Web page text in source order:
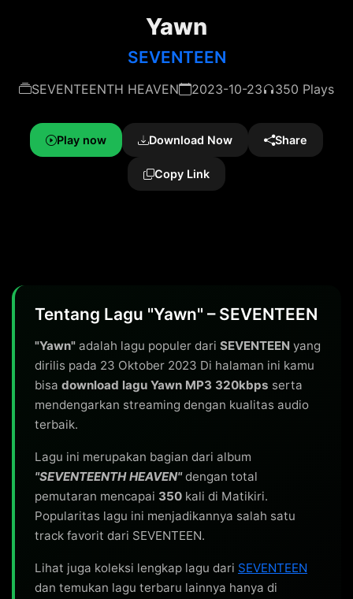
Yawn
SEVENTEEN
SEVENTEENTH HEAVEN 2023-10-23 350 Plays
Play now Download Now Share
Copy Link
Tentang Lagu "Yawn" – SEVENTEEN
"Yawn" adalah lagu populer dari SEVENTEEN yang
dirilis pada 23 Oktober 2023 Di halaman ini kamu
bisa download lagu Yawn MP3 320kbps serta
mendengarkan streaming dengan kualitas audio
terbaik.
Lagu ini merupakan bagian dari album
"SEVENTEENTH HEAVEN"dengan total
pemutaran mencapai 350 kali di Matikiri.
Popularitas lagu ini menjadikannya salah satu
track favorit dari SEVENTEEN.
Lihat juga koleksi lengkap lagu dari SEVENTEEN
dan temukan lagu terbaru lainnya hanya di